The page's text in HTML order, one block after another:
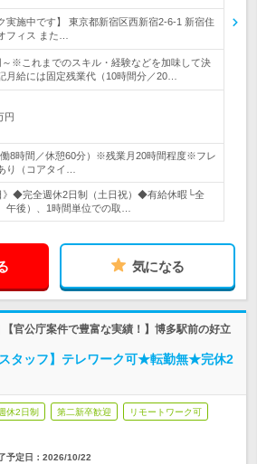
実施中です】 東京都新宿区西新宿2-6-1 新宿住
フィス また…
～※これまでのスキル・経験などを加味して決
月給には固定残業代（10時間分／20…
円
8時間／休憩60分）※残業月20時間程度※フレ
り（コアタイ…
》◆完全週休2日制（土日祝）◆有給休暇└全
午後）、1時間単位での取…
気になる
官公庁案件で豊富な実績！】博多駅前の好立
タッフ】テレワーク可★転勤無★完休2
休2日制 第二新卒歓迎 リモートワーク可
予定日： 2026/10/22